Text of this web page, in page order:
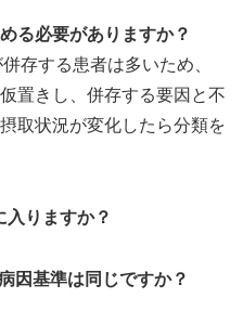
る必要がありますか？
存する患者は多いため、
置きし、併存する要因と不
取状況が変化したら分類を
りますか？
因基準は同じですか？